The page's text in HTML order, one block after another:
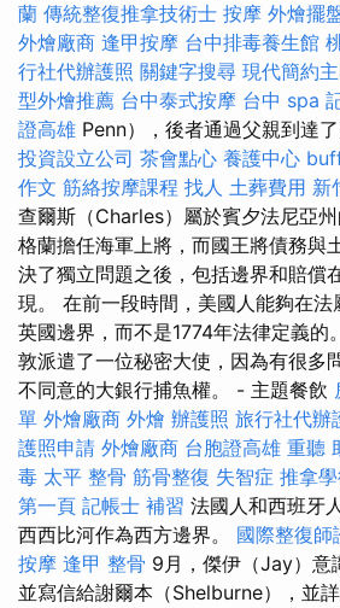
蘭 傳統整復推拿技術士 按摩 外燴擺
外燴廠商 逢甲按摩 台中排毒養生館
行社代辦護照 關鍵字搜尋 現代簡約
型外燴推薦 台中泰式按摩 台中 spa
證高雄 Penn），後者通過父親到達
投資設立公司 茶會點心 養護中心
作文 筋絡按摩課程 找人 土葬費用 新
查爾斯（Charles）屬於賓夕法尼亞
格蘭擔任海軍上將，而國王將債務與
決了獨立問題之後，包括邊界和賠償
現。 在前一段時間，美國人能夠在
英國邊界，而不是1774年法律定義的
敦派遣了一位秘密大使，因為有很多
不同意的大銀行捕魚權。 - 主題餐飲
單 外燴廠商 外燴 辦護照 旅行社代辦
護照申請 外燴廠商 台胞證高雄 重聽
毒 太平 整骨 筋骨整復 失智症 推拿
第一頁 記帳士 補習 法國人和西班牙
西西比河作為西方邊界。 國際整復師
按摩 逢甲 整骨 9月，傑伊（Jay）意
並寫信給謝爾本（Shelburne），並